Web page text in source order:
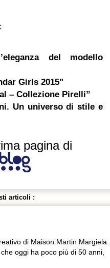
del modello
Girls 2015"
– Collezione Pirelli”
Un universo di stile e
pagina di
articoli :
di Maison Martin Margiela.
oggi ha poco più di 50 anni,